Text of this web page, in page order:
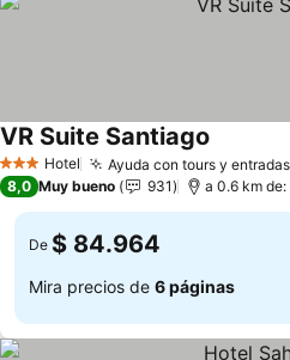
3 Estrellas
Hotel Ayuda con tours y entradas
VR Suite Santiago
8,0 Muy bueno 931 a 0.6 km
De $ 84.964
Mira precios de 6 páginas